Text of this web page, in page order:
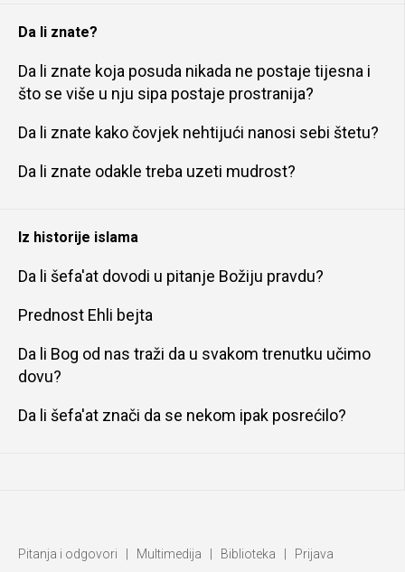
Da li znate?
Da li znate koja posuda nikada ne postaje tijesna i
što se više u nju sipa postaje prostranija?
Da li znate kako čovjek nehtijući nanosi sebi štetu?
Da li znate odakle treba uzeti mudrost?
Iz historije islama
Da li šefa'at dovodi u pitanje Božiju pravdu?
Prednost Ehli bejta
Da li Bog od nas traži da u svakom trenutku učimo
dovu?
Da li šefa'at znači da se nekom ipak posrećilo?
Pitanja i odgovori Multimedija Biblioteka Prijava